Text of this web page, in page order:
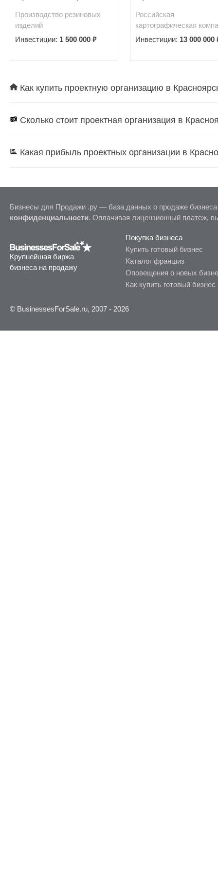
Долгов и кредитов компания не имеет (можем предоставить
Производство резиновых
изделий
Инвестиции: 1 500 000 ₽
Российская
картографическая
Инвестиции: 13 000 000
Как купить проектную организацию в
Сколько стоит проектная организация в
Какая прибыль проектных организации в
Бизнесы для Продажи .ру — база данных о продаже
конфиденциальности. Оплачивая лицензионный платеж,
Крупнейшая биржа
бизнеса на продажу
Покупка бизнеса
Купить готовый бизнес
Каталог франшиз
Оповещения о новых
Как купить готовый бизнес
© BusinessesForSale.ru, 2007 - 2026